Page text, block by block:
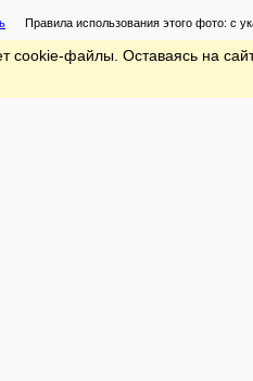
Правила использования этого фото: с
cookie-файлы. Оставаясь на